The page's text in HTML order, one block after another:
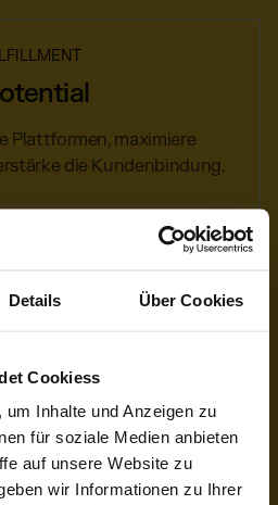
Details Über Cookies
Cookiess
Inhalte und Anzeigen zu
für soziale Medien anbieten
auf unsere Website zu
wir Informationen zu Ihrer
Plattformen, maximiere
die Kundenbindung.
dir eine nahtlose